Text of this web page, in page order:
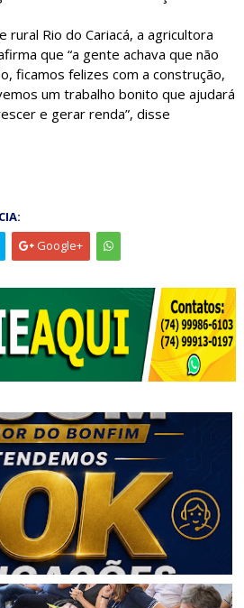
rural Rio do Cariacá, a agricultora
que “a gente achava que não
ficamos felizes com a construção,
um trabalho bonito que ajudará
e gerar renda”, disse
Google+